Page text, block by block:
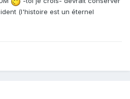
(l'histoire est un éternel